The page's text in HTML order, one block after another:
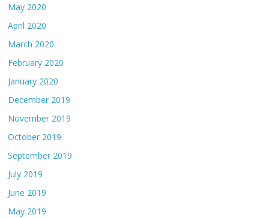
May 2020
April 2020
March 2020
February 2020
January 2020
December 2019
November 2019
October 2019
September 2019
July 2019
June 2019
May 2019